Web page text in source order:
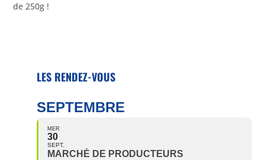
de 250g !
LES RENDEZ-VOUS
SEPTEMBRE
MER
30
SEPT.
MARCHÉ DE PRODUCTEURS